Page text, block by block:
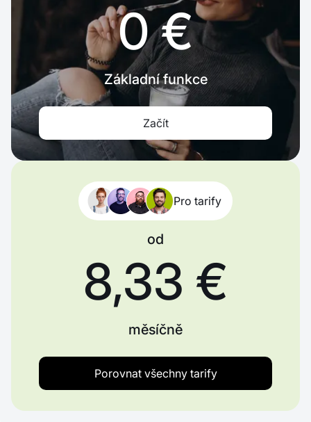
0 €
Základní funkce
Začít
Pro tarify
od
8,33 €
měsíčně
Porovnat všechny tarify